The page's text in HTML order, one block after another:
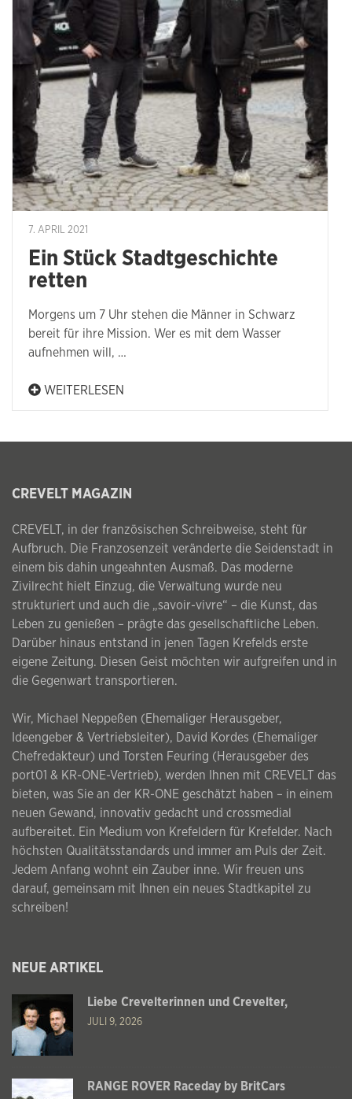
7. APRIL 2021
Ein Stück Stadtgeschichte
retten
Morgens um 7 Uhr stehen die Männer in Schwarz
bereit für ihre Mission. Wer es mit dem Wasser
aufnehmen will, …
WEITERLESEN
CREVELT MAGAZIN
CREVELT, in der französischen Schreibweise, steht für
Aufbruch. Die Franzosenzeit veränderte die Seidenstadt in
einem bis dahin ungeahnten Ausmaß. Das moderne
Zivilrecht hielt Einzug, die Verwaltung wurde neu
strukturiert und auch die „savoir-vivre“ – die Kunst, das
Leben zu genießen – prägte das gesellschaftliche Leben.
Darüber hinaus entstand in jenen Tagen Krefelds erste
eigene Zeitung. Diesen Geist möchten wir aufgreifen und in
die Gegenwart transportieren.
Wir, Michael Neppeßen (Ehemaliger Herausgeber,
Ideengeber & Vertriebsleiter), David Kordes (Ehemaliger
Chefredakteur) und Torsten Feuring (Herausgeber des
port01 & KR-ONE-Vertrieb), werden Ihnen mit CREVELT das
bieten, was Sie an der KR-ONE geschätzt haben – in einem
neuen Gewand, innovativ gedacht und crossmedial
aufbereitet. Ein Medium von Krefeldern für Krefelder. Nach
höchsten Qualitätsstandards und immer am Puls der Zeit.
Jedem Anfang wohnt ein Zauber inne. Wir freuen uns
darauf, gemeinsam mit Ihnen ein neues Stadtkapitel zu
schreiben!
NEUE ARTIKEL
Liebe Crevelterinnen und Crevelter,
JULI 9, 2026
RANGE ROVER Raceday by BritCars